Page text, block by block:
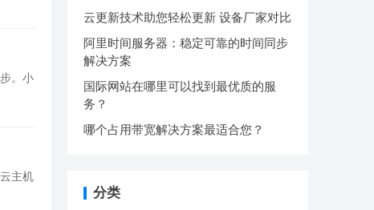
。小
主机
云更新技术助您轻松更新 设备厂家对比
阿里时间服务器：稳定可靠的时间同步
解决方案
国际网站在哪里可以找到最优质的服
务？
哪个占用带宽解决方案最适合您？
分类